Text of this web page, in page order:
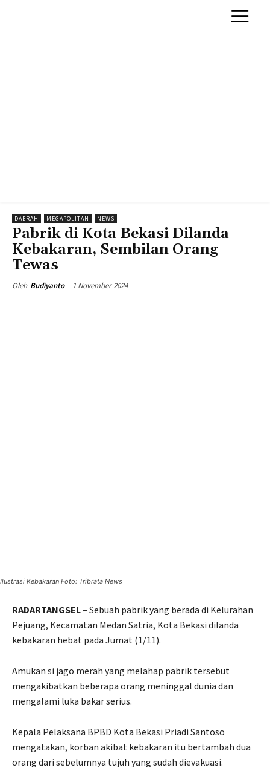
DAERAH MEGAPOLITAN NEWS
Pabrik di Kota Bekasi Dilanda
Kebakaran, Sembilan Orang
Tewas
Oleh Budiyanto 1 November 2024
Ilustrasi Kebakaran Foto: Tribrata News
RADARTANGSEL– Sebuah pabrik yang berada di Kelurahan
Pejuang, Kecamatan Medan Satria, Kota Bekasi dilanda
kebakaran hebat pada Jumat (1/11).
Amukan si jago merah yang melahap pabrik tersebut
mengakibatkan beberapa orang meninggal dunia dan
mengalami luka bakar serius.
Kepala Pelaksana BPBD Kota Bekasi Priadi Santoso
mengatakan, korban akibat kebakaran itu bertambah dua
orang dari sebelumnya tujuh yang sudah dievakuasi.